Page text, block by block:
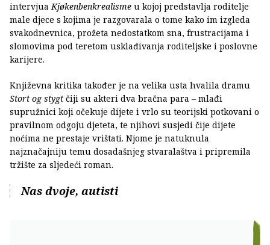
intervjuaKjøkenbenkrealisme u kojoj predstavlja roditelje
male djece s kojima je razgovarala o tome kako im izgleda
svakodnevnica, prožeta nedostatkom sna, frustracijama i
slomovima pod teretom usklađivanja roditeljske i poslovne
karijere.
Književna kritika također je na velika usta hvalila dramu
Stort og stygt čiji su akteri dva bračna para – mlađi
supružnici koji očekuje dijete i vrlo su teorijski potkovani o
pravilnom odgoju djeteta, te njihovi susjedi čije dijete
noćima ne prestaje vrištati. Njome je natuknula
najznačajniju temu dosadašnjeg stvaralaštva i pripremila
tržište za sljedeći roman.
Nas dvoje, autisti